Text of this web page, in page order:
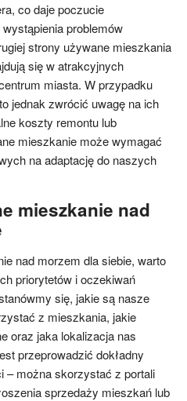
co daje poczucie
problemów
strony używane mieszkania
się w atrakcyjnych
miasta. W przypadku
jednak zwrócić uwagę na ich
koszty remontu lub
mieszkanie może wymagać
na adaptację do naszych
mieszkanie nad
nad morzem dla siebie, warto
priorytetów i oczekiwań
się, jakie są nasze
z mieszkania, jakie
oraz jaka lokalizacja nas
przeprowadzić dokładny
– można skorzystać z portali
sprzedaży mieszkań lub